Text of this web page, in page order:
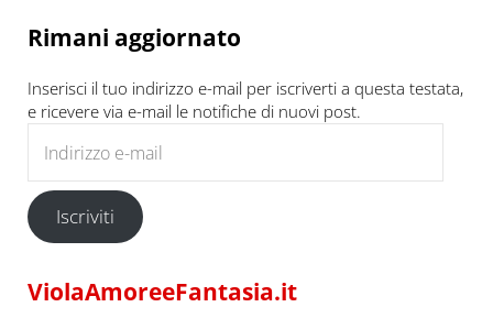
Rimani aggiornato
Inserisci il tuo indirizzo e-mail per iscriverti a questa testata,
e ricevere via e-mail le notifiche di nuovi post.
Iscriviti
ViolaAmoreeFantasia.it